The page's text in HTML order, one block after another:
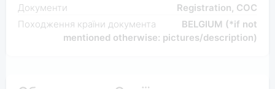
Документи
Registration, COC
Походження країни документа
BELGIUM (*if not
mentioned otherwise: pictures/description)